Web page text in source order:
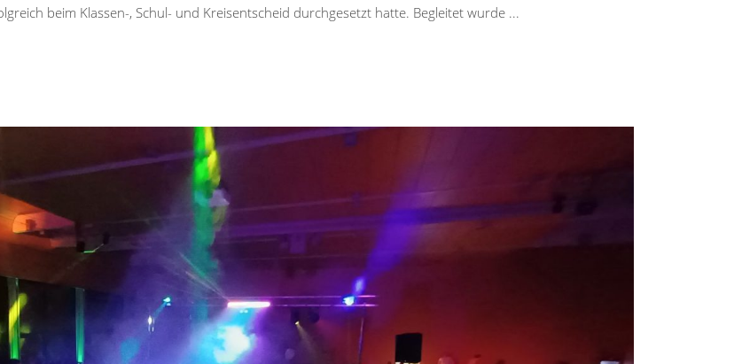
beim Klassen-, Schul- und Kreisentscheid durchgesetzt hatte. Begleitet wurde